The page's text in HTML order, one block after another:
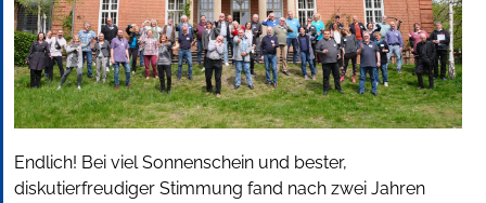
Endlich! Bei viel Sonnenschein und bester,
diskutierfreudiger Stimmung fand nach zwei Jahren